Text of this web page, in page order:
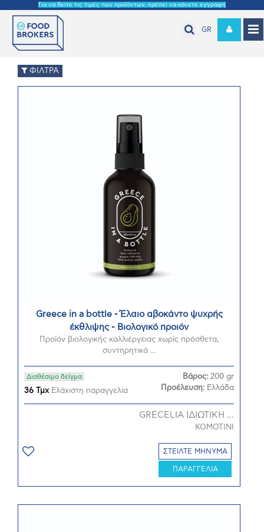
Για να δείτε τις τιμές των προϊόντων, πρέπει να κάνετε εγγραφή
GR
ΦΙΛΤΡΑ
Greece in a bottle - Έλαιο αβοκάντο ψυχρής
έκθλιψης - Βιολογικό προιόν
Προϊόν βιολογικής καλλιέργειας χωρίς πρόσθετα,
συντηρητικά ...
Διαθέσιμο δείγμα
36 ΤμχΕλάχιστη παραγγελία
Βάρος: 200 gr
Προέλευση: Ελλάδα
GRECELIA ΙΔΙΩΤΙΚΗ ...
KOMOTINI
ΣΤΕΙΛΤΕ ΜΗΝΥΜΑ
ΠΑΡΑΓΓΕΛΙΑ